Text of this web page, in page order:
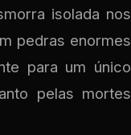
isolada nos
pedras enormes
para um único
pelas mortes